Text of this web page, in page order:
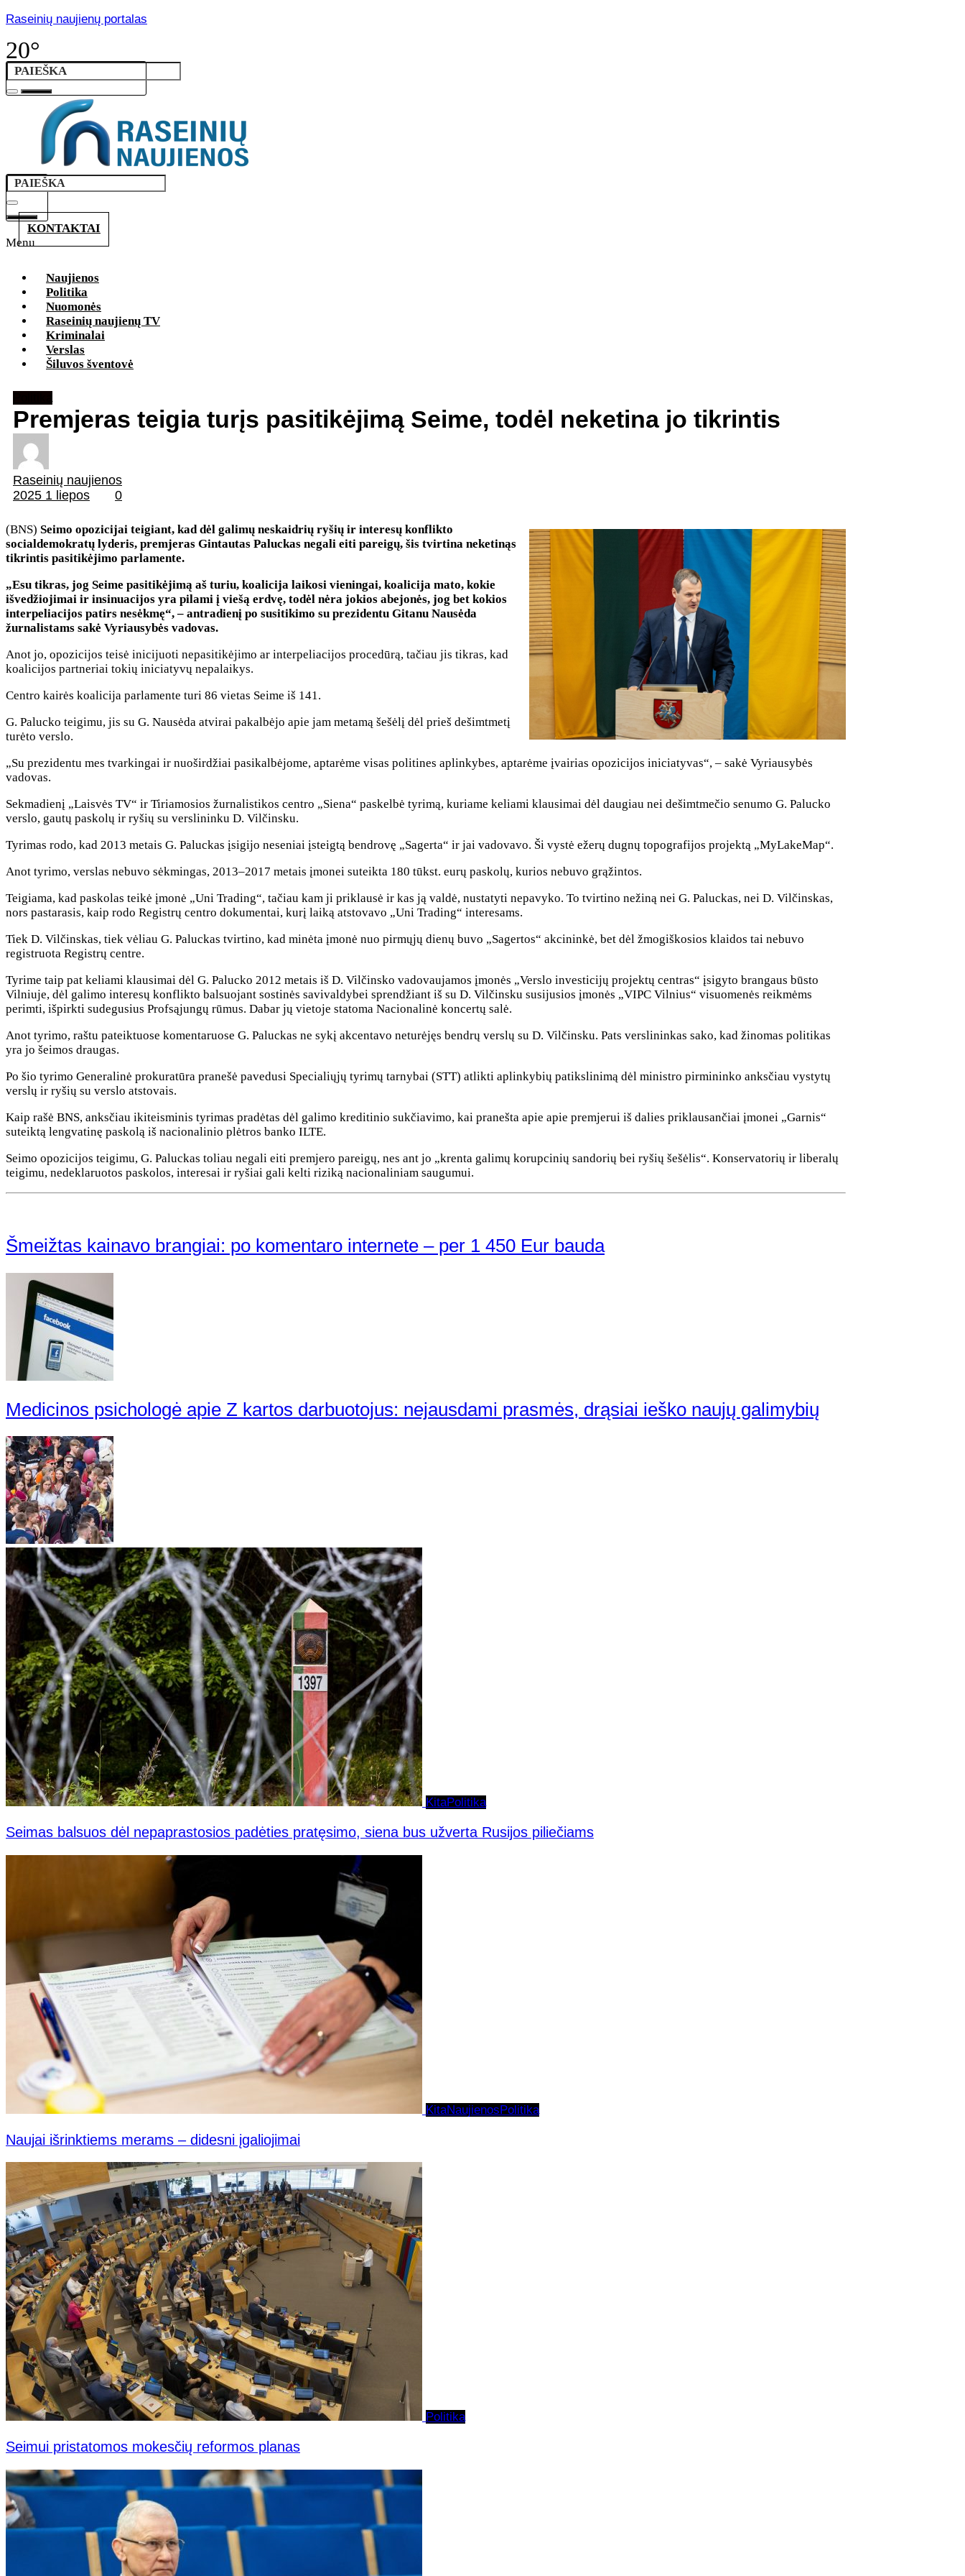
Raseinių naujienų portalas
20°
KONTAKTAI
Menu
Naujienos
Politika
Nuomonės
Raseinių naujienų TV
Kriminalai
Verslas
Šiluvos šventovė
Premjeras teigia turįs pasitikėjimą Seime, todėl neketina jo tikrintis
Raseinių naujienos
2025 1 liepos
0
(BNS) Seimo opozicijai teigiant, kad dėl galimų neskaidrių ryšių ir interesų konflikto
socialdemokratų lyderis, premjeras Gintautas Paluckas negali eiti pareigų, šis tvirtina neketinąs
tikrintis pasitikėjimo parlamente.
„Esu tikras, jog Seime pasitikėjimą aš turiu, koalicija laikosi vieningai, koalicija mato, kokie
išvedžiojimai ir insinuacijos yra pilami į viešą erdvę, todėl nėra jokios abejonės, jog bet kokios
interpeliacijos patirs nesėkmę“, – antradienį po susitikimo su prezidentu Gitanu Nausėda
žurnalistams sakė Vyriausybės vadovas.
Anot jo, opozicijos teisė inicijuoti nepasitikėjimo ar interpeliacijos procedūrą, tačiau jis tikras, kad
koalicijos partneriai tokių iniciatyvų nepalaikys.
Centro kairės koalicija parlamente turi 86 vietas Seime iš 141.
G. Palucko teigimu, jis su G. Nausėda atvirai pakalbėjo apie jam metamą šešėlį dėl prieš dešimtmetį
turėto verslo.
„Su prezidentu mes tvarkingai ir nuoširdžiai pasikalbėjome, aptarėme visas politines aplinkybes, aptarėme įvairias opozicijos iniciatyvas“, – sakė Vyriausybės
vadovas.
Sekmadienį „Laisvės TV“ ir Tiriamosios žurnalistikos centro „Siena“ paskelbė tyrimą, kuriame keliami klausimai dėl daugiau nei dešimtmečio senumo G. Palucko
verslo, gautų paskolų ir ryšių su verslininku D. Vilčinsku.
Tyrimas rodo, kad 2013 metais G. Paluckas įsigijo neseniai įsteigtą bendrovę „Sagerta“ ir jai vadovavo. Ši vystė ežerų dugnų topografijos projektą „MyLakeMap“.
Anot tyrimo, verslas nebuvo sėkmingas, 2013–2017 metais įmonei suteikta 180 tūkst. eurų paskolų, kurios nebuvo grąžintos.
Teigiama, kad paskolas teikė įmonė „Uni Trading“, tačiau kam ji priklausė ir kas ją valdė, nustatyti nepavyko. To tvirtino nežiną nei G. Paluckas, nei D. Vilčinskas,
nors pastarasis, kaip rodo Registrų centro dokumentai, kurį laiką atstovavo „Uni Trading“ interesams.
Tiek D. Vilčinskas, tiek vėliau G. Paluckas tvirtino, kad minėta įmonė nuo pirmųjų dienų buvo „Sagertos“ akcininkė, bet dėl žmogiškosios klaidos tai nebuvo
registruota Registrų centre.
Tyrime taip pat keliami klausimai dėl G. Palucko 2012 metais iš D. Vilčinsko vadovaujamos įmonės „Verslo investicijų projektų centras“ įsigyto brangaus būsto
Vilniuje, dėl galimo interesų konflikto balsuojant sostinės savivaldybei sprendžiant iš su D. Vilčinsku susijusios įmonės „VIPC Vilnius“ visuomenės reikmėms
perimti, išpirkti sudegusius Profsąjungų rūmus. Dabar jų vietoje statoma Nacionalinė koncertų salė.
Anot tyrimo, raštu pateiktuose komentaruose G. Paluckas ne sykį akcentavo neturėjęs bendrų verslų su D. Vilčinsku. Pats verslininkas sako, kad žinomas politikas
yra jo šeimos draugas.
Po šio tyrimo Generalinė prokuratūra pranešė pavedusi Specialiųjų tyrimų tarnybai (STT) atlikti aplinkybių patikslinimą dėl ministro pirmininko anksčiau vystytų
verslų ir ryšių su verslo atstovais.
Kaip rašė BNS, anksčiau ikiteisminis tyrimas pradėtas dėl galimo kreditinio sukčiavimo, kai pranešta apie apie premjerui iš dalies priklausančiai įmonei „Garnis“
suteiktą lengvatinę paskolą iš nacionalinio plėtros banko ILTE.
Seimo opozicijos teigimu, G. Paluckas toliau negali eiti premjero pareigų, nes ant jo „krenta galimų korupcinių sandorių bei ryšių šešėlis“. Konservatorių ir liberalų
teigimu, nedeklaruotos paskolos, interesai ir ryšiai gali kelti riziką nacionaliniam saugumui.
Šmeižtas kainavo brangiai: po komentaro internete – per 1 450 Eur bauda
Medicinos psichologė apie Z kartos darbuotojus: nejausdami prasmės, drąsiai ieško naujų galimybių
KitaPolitika
Seimas balsuos dėl nepaprastosios padėties pratęsimo, siena bus užverta Rusijos piliečiams
KitaNaujienosPolitika
Naujai išrinktiems merams – didesni įgaliojimai
Politika
Seimui pristatomos mokesčių reformos planas